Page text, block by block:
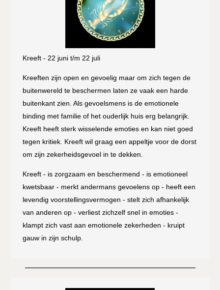
Kreeft - 22 juni t/m 22 juli
Kreeften zijn open en gevoelig maar om zich tegen de
buitenwereld te beschermen laten ze vaak een harde
buitenkant zien. Als gevoelsmens is de emotionele
binding met familie of het ouderlijk huis erg belangrijk.
Kreeft heeft sterk wisselende emoties en kan niet goed
tegen kritiek. Kreeft wil graag een appeltje voor de dorst
om zijn zekerheidsgevoel in te dekken.
Kreeft - is zorgzaam en beschermend - is emotioneel
kwetsbaar - merkt andermans gevoelens op - heeft een
levendig voorstellingsvermogen - stelt zich afhankelijk
van anderen op - verliest zichzelf snel in emoties -
klampt zich vast aan emotionele zekerheden - kruipt
gauw in zijn schulp.